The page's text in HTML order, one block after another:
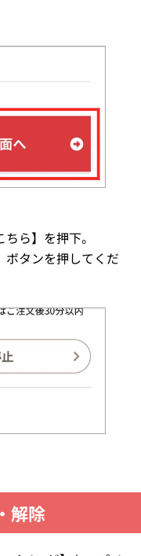
ら】を押下。
ボタンを押してくだ
解除